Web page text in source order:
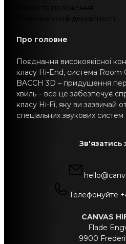
Умови та положення
Політика конфіденційності
Про головне
Поєднання високоякісної
класу Hi-End, система Room
BACCH 3D – придушення
хвиль – все це забезпечує
класу Hi-Fi, яку ви зазвичай
спеціальних звукових систем
Зв'язатись
Телефонуйте
CANVAS
Flade
9900